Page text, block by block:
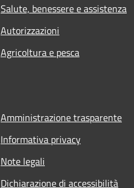
Salute, benessere e assistenza
Autorizzazioni
Agricoltura e pesca
Amministrazione trasparente
Informativa privacy
Note legali
Dichiarazione di accessibilità